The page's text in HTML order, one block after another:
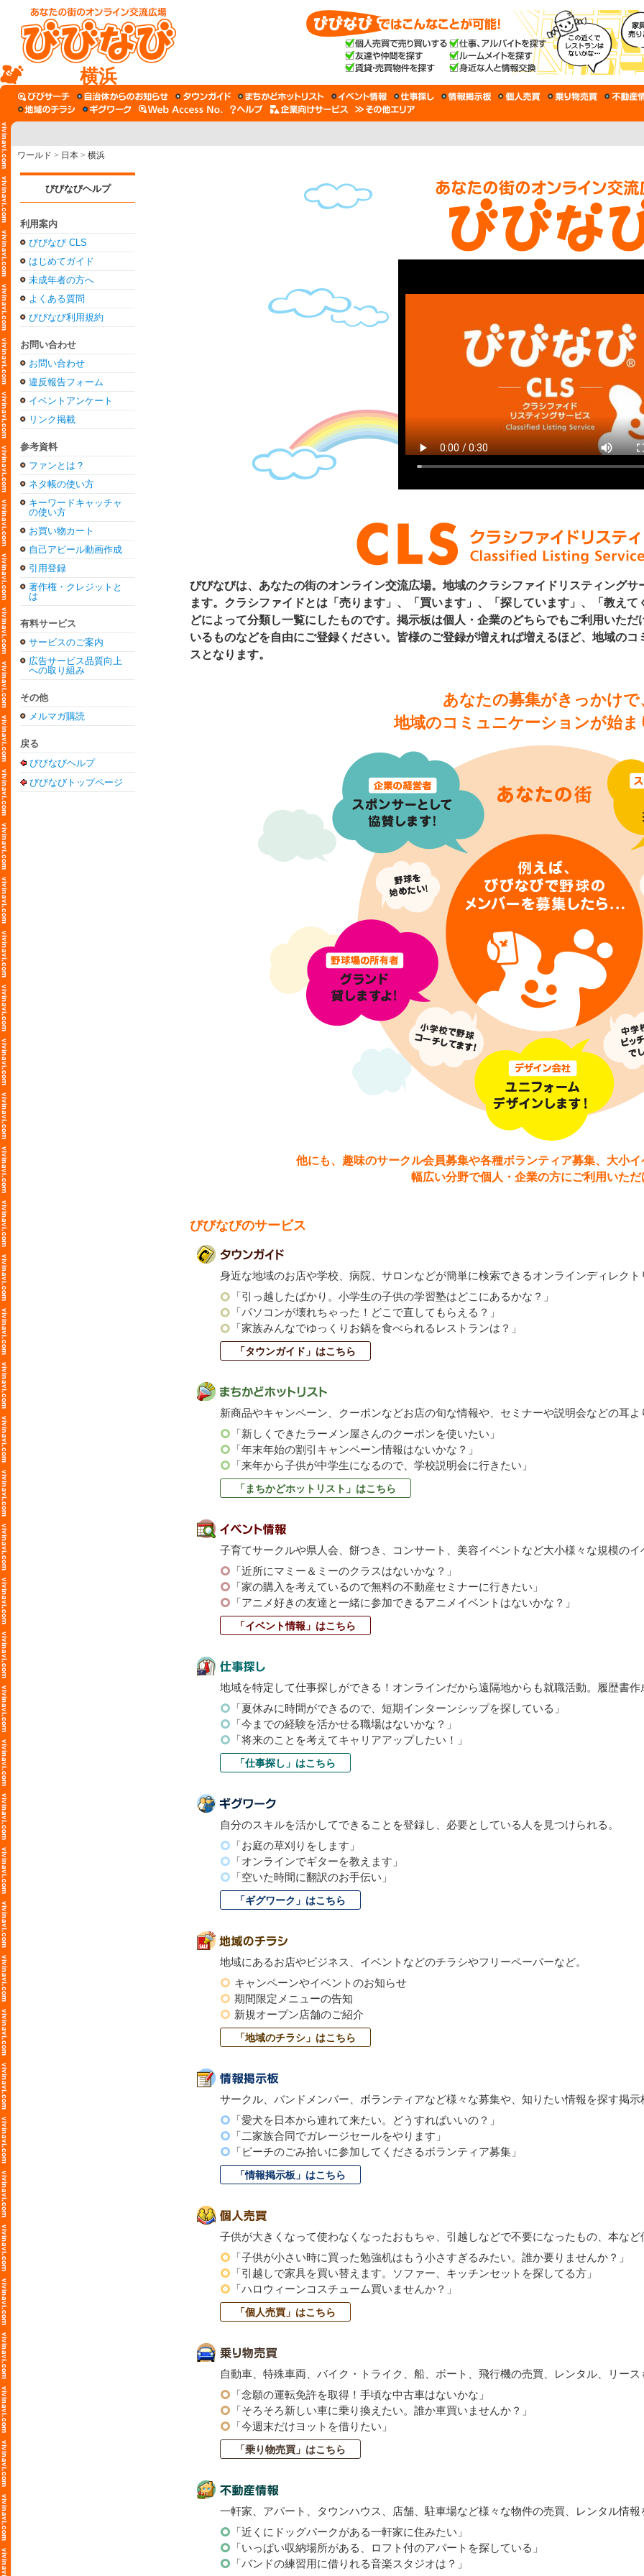
横浜
ワールド > 日本 > 横浜
びびなびヘルプ
利用案内
びびなび CLS
はじめてガイド
未成年者の方へ
よくある質問
びびなび利用規約
お問い合わせ
お問い合わせ
違反報告フォーム
イベントアンケート
リンク掲載
参考資料
ファンとは？
ネタ帳の使い方
キーワードキャッチャ
の使い方
お買い物カート
自己アピール動画作成
引用登録
著作権・クレジットと
は
有料サービス
サービスのご案内
広告サービス品質向上
への取り組み
その他
メルマガ購読
戻る
びびなびヘルプ
びびなびトップページ
びびなびは、あなたの街のオンライン交流広場。地域のクラシファイドリスティングサ
ます。クラシファイドとは「売ります」、「買います」、「探しています」、「教え
どによって分類し一覧にしたものです。掲示板は個人・企業のどちらでもご利用いた
いるものなどを自由にご登録ください。皆様のご登録が増えれば増えるほど、地域の
スとなります。
あなたの募集がきっかけで
地域のコミュニケーションが始ま
他にも、趣味のサークル会員募集や各種ボランティア募集、大小
幅広い分野で個人・企業の方にご利用いただ
びびなびのサービス
身近な地域のお店や学校、病院、サロンなどが簡単に検索できるオンラインディレクト
「引っ越したばかり。小学生の子供の学習塾はどこにあるかな？」
「パソコンが壊れちゃった！どこで直してもらえる？」
「家族みんなでゆっくりお鍋を食べられるレストランは？」
「タウンガイド」はこちら
新商品やキャンペーン、クーポンなどお店の旬な情報や、セミナーや説明会などの耳よ
「新しくできたラーメン屋さんのクーポンを使いたい」
「年末年始の割引キャンペーン情報はないかな？」
「来年から子供が中学生になるので、学校説明会に行きたい」
「まちかどホットリスト」はこちら
子育てサークルや県人会、餅つき、コンサート、美容イベントなど大小様々な規模のイ
「近所にマミー＆ミーのクラスはないかな？」
「家の購入を考えているので無料の不動産セミナーに行きたい」
「アニメ好きの友達と一緒に参加できるアニメイベントはないかな？」
「イベント情報」はこちら
地域を特定して仕事探しができる！オンラインだから遠隔地からも就職活動。履歴書作
「夏休みに時間ができるので、短期インターンシップを探している」
「今までの経験を活かせる職場はないかな？」
「将来のことを考えてキャリアアップしたい！」
「仕事探し」はこちら
自分のスキルを活かしてできることを登録し、必要としている人を見つけられる。
「お庭の草刈りをします」
「オンラインでギターを教えます」
「空いた時間に翻訳のお手伝い」
「ギグワーク」はこちら
地域にあるお店やビジネス、イベントなどのチラシやフリーペーパーなど。
キャンペーンやイベントのお知らせ
期間限定メニューの告知
新規オープン店舗のご紹介
「地域のチラシ」はこちら
サークル、バンドメンバー、ボランティアなど様々な募集や、知りたい情報を探す掲示
「愛犬を日本から連れて来たい。どうすればいいの？」
「二家族合同でガレージセールをやります」
「ビーチのごみ拾いに参加してくださるボランティア募集」
「情報掲示板」はこちら
子供が大きくなって使わなくなったおもちゃ、引越しなどで不要になったもの、本など
「子供が小さい時に買った勉強机はもう小さすぎるみたい。誰か要りませんか？」
「引越しで家具を買い替えます。ソファー、キッチンセットを探してる方」
「ハロウィーンコスチューム買いませんか？」
「個人売買」はこちら
自動車、特殊車両、バイク・トライク、船、ボート、飛行機の売買、レンタル、リース
「念願の運転免許を取得！手頃な中古車はないかな」
「そろそろ新しい車に乗り換えたい。誰か車買いませんか？」
「今週末だけヨットを借りたい」
「乗り物売買」はこちら
一軒家、アパート、タウンハウス、店舗、駐車場など様々な物件の売買、レンタル情報
「近くにドッグパークがある一軒家に住みたい」
「いっぱい収納場所がある、ロフト付のアパートを探している」
「バンドの練習用に借りれる音楽スタジオは？」